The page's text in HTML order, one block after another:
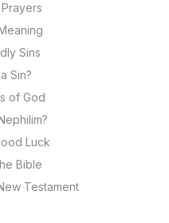
Sins
Sin?
of God
Luck
Bible
Testament